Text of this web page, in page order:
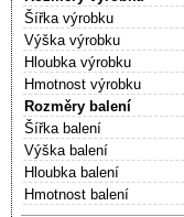
Šířka výrobku
Výška výrobku
Hloubka výrobku
Hmotnost výrobku
Rozměry balení
Šířka balení
Výška balení
Hloubka balení
Hmotnost balení